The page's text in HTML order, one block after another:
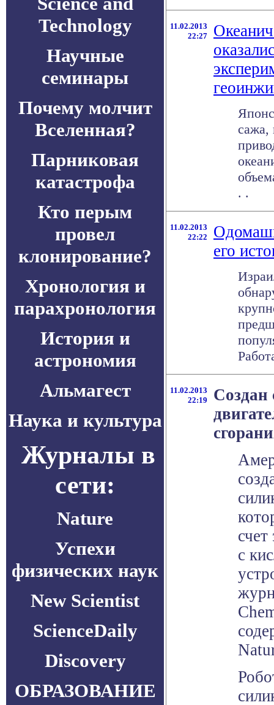
Technology
Научные
семинары
Почему молчит
Вселенная?
Парниковая
катастрофа
Кто перым
провел
клонирование?
Хронология и
парахронология
История и
астрономия
Альмагест
Наука и культура
Журналы в
сети:
Nature
Успехи
физических наук
New Scientist
ScienceDaily
Discovery
ОБРАЗОВАНИЕ
11.02.2013
22:27
сажа,
. .
11.02.2013
22:22
его
11.02.2013
22:19
Создан
с